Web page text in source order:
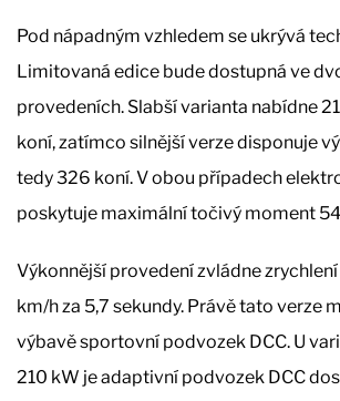
Pod nápadným vzhledem se ukrývá
Limitovaná edice bude dostupná ve
provedeních. Slabší varianta nabídne
koní, zatímco silnější verze disponuje
tedy 326 koní. V obou případech
poskytuje maximální točivý moment
Výkonnější provedení zvládne zrychlení
km/h za 5,7 sekundy. Právě tato verze
výbavě sportovní podvozek DCC. U
210 kW je adaptivní podvozek DCC